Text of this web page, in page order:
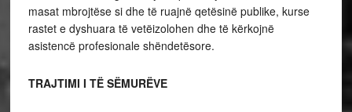
masat mbrojtëse si dhe të ruajnë qetësinë publike, kurse
rastet e dyshuara të vetëizolohen dhe të kërkojnë
asistencë profesionale shëndetësore.
TRAJTIMI I TË SËMURËVE